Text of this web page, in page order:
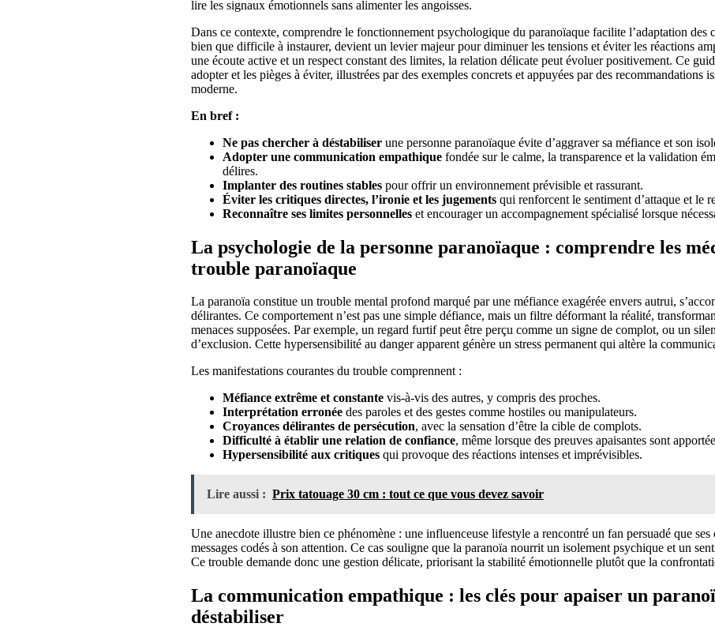
lire les signaux émotionnels sans alimenter les angoisses.
Dans ce contexte, comprendre le fonctionnement psychologique du paranoïaque facilite l’adaptation des
bien que difficile à instaurer, devient un levier majeur pour diminuer les tensions et éviter les réactions
une écoute active et un respect constant des limites, la relation délicate peut évoluer positivement. Ce
adopter et les pièges à éviter, illustrées par des exemples concrets et appuyées par des recommandations
moderne.
En bref :
Ne pas chercher à déstabiliser une personne paranoïaque évite d’aggraver sa méfiance et son
Adopter une communication empathique fondée sur le calme, la transparence et la validation
délires.
Implanter des routines stables pour offrir un environnement prévisible et rassurant.
Éviter les critiques directes, l’ironie et les jugements qui renforcent le sentiment d’attaque et le
Reconnaître ses limites personnelles et encourager un accompagnement spécialisé lorsque
La psychologie de la personne paranoïaque : comprendre les
trouble paranoïaque
La paranoïa constitue un trouble mental profond marqué par une méfiance exagérée envers autrui,
délirantes. Ce comportement n’est pas une simple défiance, mais un filtre déformant la réalité,
menaces supposées. Par exemple, un regard furtif peut être perçu comme un signe de complot, ou un
d’exclusion. Cette hypersensibilité au danger apparent génère un stress permanent qui altère la
Les manifestations courantes du trouble comprennent :
Méfiance extrême et constante vis-à-vis des autres, y compris des proches.
Interprétation erronée des paroles et des gestes comme hostiles ou manipulateurs.
Croyances délirantes de persécution, avec la sensation d’être la cible de complots.
Difficulté à établir une relation de confiance, même lorsque des preuves apaisantes sont
Hypersensibilité aux critiques qui provoque des réactions intenses et imprévisibles.
Lire aussi : Prix tatouage 30 cm : tout ce que vous devez savoir
Une anecdote illustre bien ce phénomène : une influenceuse lifestyle a rencontré un fan persuadé que ses
messages codés à son attention. Ce cas souligne que la paranoïa nourrit un isolement psychique et un
Ce trouble demande donc une gestion délicate, priorisant la stabilité émotionnelle plutôt que la
La communication empathique : les clés pour apaiser un
déstabiliser